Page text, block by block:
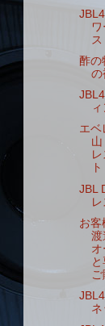
ワ
ス
酢の
の
エベ
ト
JBL
お客
渡
ご
ネ